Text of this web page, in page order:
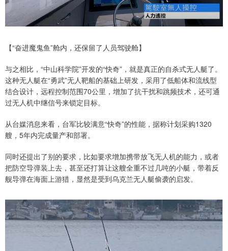
【“奋进魔鬼鱼”舱内，还保留了人员驾驶舱】
与之相比，“中山科学院”开发的“快奇”，就是真正的自杀式无人艇了。
这种无人艇在“勇武”无人靶船的基础上研发，采用了低船体和流线型
结合设计，远程控制范围70公里，增加了抗干扰和跳频技术，还可通
过无人机中继信号来锁定目标。
从台媒消息来看，台军比较满意“快奇”的性能，据称计划采购1320
艘，5年内完成量产和部署。
同时还提出了别的要求，比如要求增加携带放飞无人机的能力，或者
把防空导弹装上去，甚至还打算让这艘全重不过几吨的小艇，带着反
舰导弹在海面上游猎，显然是受到乌克兰无人艇偷袭的启发。